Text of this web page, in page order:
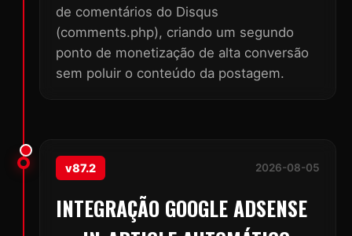
de comentários do Disqus
(comments.php), criando um segundo
ponto de monetização de alta conversão
sem poluir o conteúdo da postagem.
v87.2 2026-08-05
INTEGRAÇÃO GOOGLE ADSENSE